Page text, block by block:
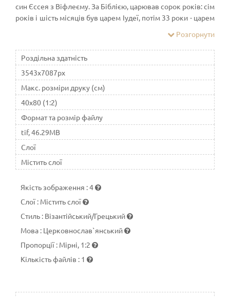
син Єссея з Віфлеєму. За Біблією, царював сорок років: сім
років і шість місяців був царем Іудеї, потім 33 роки - царем
Розгорнути
Роздільна здатність
3543x7087px
Макс. розміри друку (см)
40x80 (1:2)
Формат та розмір файлу
tif, 46.29MB
Слої
Містить слої
Якість зображення :4
Слої : Містить слої
Стиль : Візантійський/Грецький
Мова : Церковнослав`янський
Пропорції : Мірні, 1:2
Кількість файлів : 1